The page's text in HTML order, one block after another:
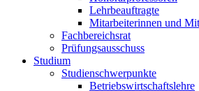
Lehrbeauftragte
Mitarbeiterinnen und
Fachbereichsrat
Prüfungsausschuss
Studium
Studienschwerpunkte
Betriebswirtschaftslehre